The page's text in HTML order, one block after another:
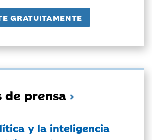
de prensa
y la inteligencia